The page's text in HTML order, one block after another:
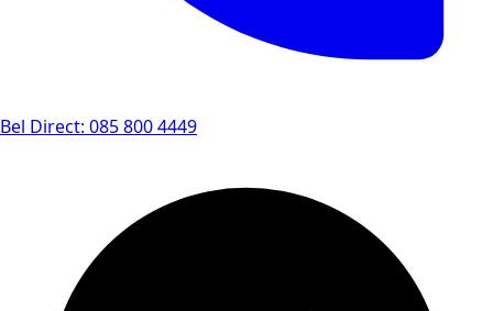
Bel Direct: 085 800 4449